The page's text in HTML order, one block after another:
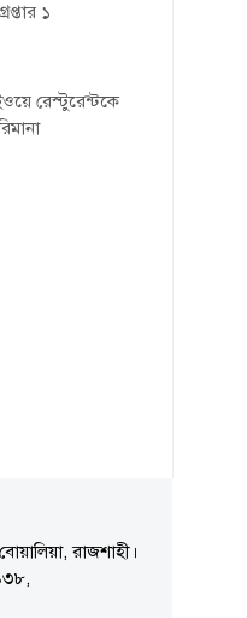
১
রেস্টুরেন্টকে
রাজশাহী।